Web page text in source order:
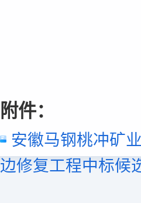
附件：
安徽马钢桃冲矿
边修复工程中标候